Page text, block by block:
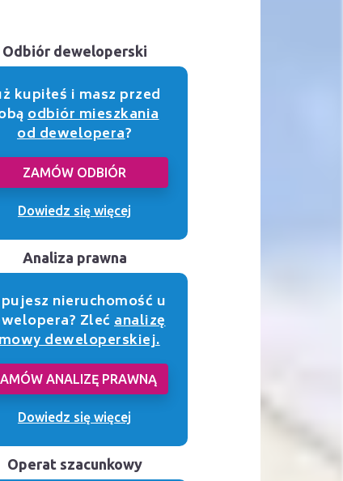
Odbiór deweloperski
kupiłeś i masz przed
odbiór mieszkania
od dewelopera?
ZAMÓW ODBIÓR
Dowiedz się więcej
Analiza prawna
nieruchomość u
Zlećanalizę
deweloperskiej.
ANALIZĘ PRAWNĄ
Dowiedz się więcej
Operat szacunkowy